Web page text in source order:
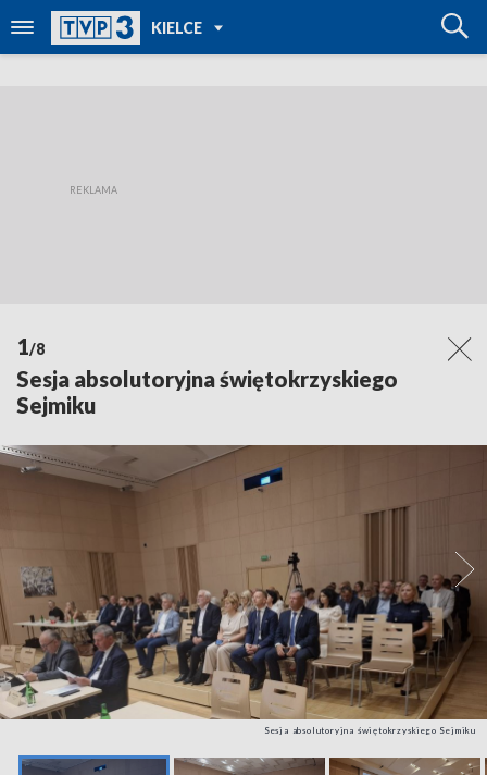
KIELCE
TVP REGIONY
1/8
Sesja absolutoryjna świętokrzyskiego
Sejmiku
Sesja absolutoryjna świętokrzyskiego Sejmiku